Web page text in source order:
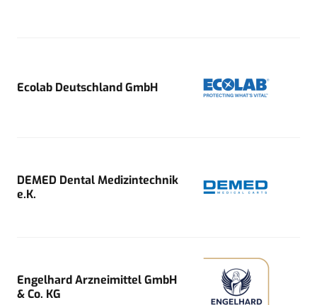
Ecolab Deutschland GmbH
DEMED Dental Medizintechnik
e.K.
Engelhard Arzneimittel GmbH
& Co. KG